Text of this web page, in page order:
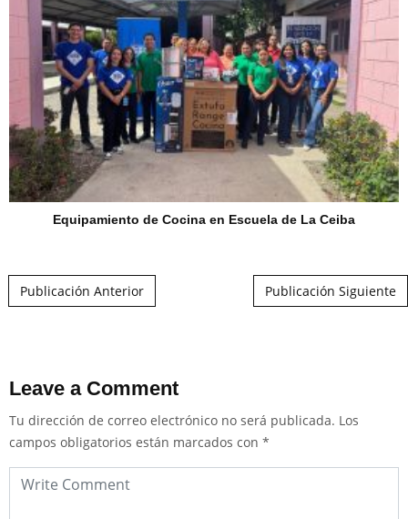
Equipamiento de Cocina en Escuela de La Ceiba
Publicación Anterior Publicación Siguiente
Leave a Comment
Tu dirección de correo electrónico no será publicada. Los
campos obligatorios están marcados con *